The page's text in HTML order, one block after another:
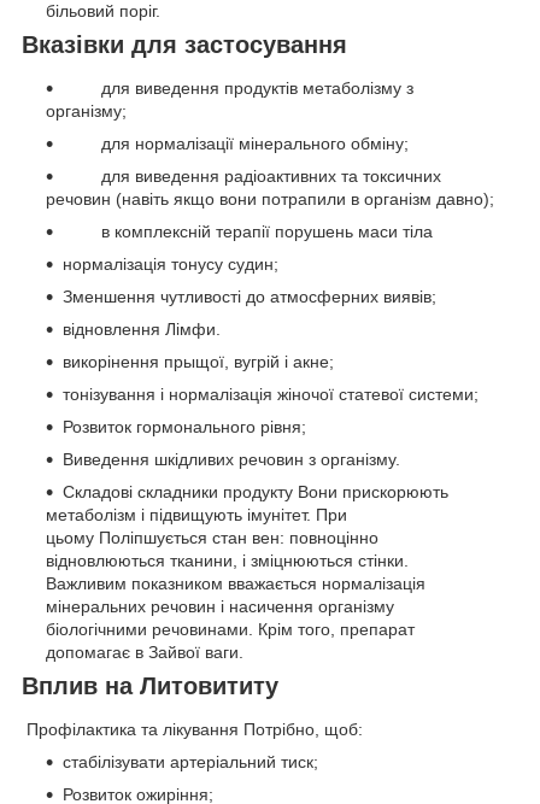
більовий поріг.
Вказівки для застосування
для виведення продуктів метаболізму з
організму;
для нормалізації мінерального обміну;
для виведення радіоактивних та токсичних
речовин (навіть якщо вони потрапили в організм давно);
в комплексній терапії порушень маси тіла
нормалізація тонусу судин;
Зменшення чутливості до атмосферних виявів;
відновлення Лімфи.
викорінення прыщої, вугрій і акне;
тонізування і нормалізація жіночої статевої системи;
Розвиток гормонального рівня;
Виведення шкідливих речовин з організму.
Складові складники продукту Вони прискорюють
метаболізм і підвищують імунітет. При
цьому Поліпшується стан вен: повноцінно
відновлюються тканини, і зміцнюються стінки.
Важливим показником вважається нормалізація
мінеральних речовин і насичення організму
біологічними речовинами. Крім того, препарат
допомагає в Зайвої ваги.
Вплив на Литовититу
Профілактика та лікування Потрібно, щоб:
стабілізувати артеріальний тиск;
Розвиток ожиріння;